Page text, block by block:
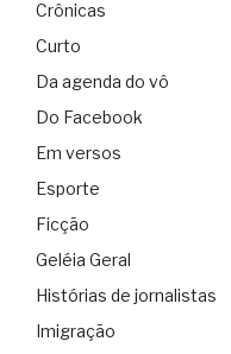
Crônicas
Curto
Da agenda do vô
Do Facebook
Em versos
Esporte
Ficção
Geléia Geral
Histórias de jornalistas
Imigração